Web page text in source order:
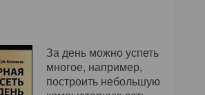
За день можно успеть
многое, например,
построить небольшую